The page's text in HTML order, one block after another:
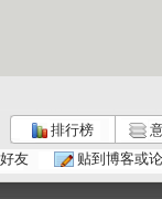
排行榜
友 贴到博客或